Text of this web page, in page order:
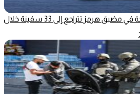
بيانات: حركة الملاحة في مضيق هرمز تتراجع إلى 33 سفينة خلال